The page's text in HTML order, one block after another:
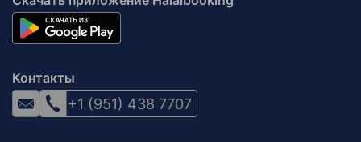
Контакты
+1 (951) 438 7707